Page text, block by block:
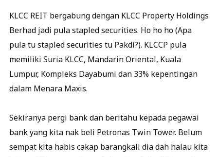
KLCC REIT bergabung dengan KLCC Property Holdings
Berhad jadi pula stapled securities. Ho ho ho (Apa
pula tu stapled securities tu Pakdi?). KLCCP pula
memiliki Suria KLCC, Mandarin Oriental, Kuala
Lumpur, Kompleks Dayabumi dan 33% kepentingan
dalam Menara Maxis.
Sekiranya pergi bank dan beritahu kepada pegawai
bank yang kita nak beli Petronas Twin Tower. Belum
sempat kita habis cakap barangkali dia dah halau kita